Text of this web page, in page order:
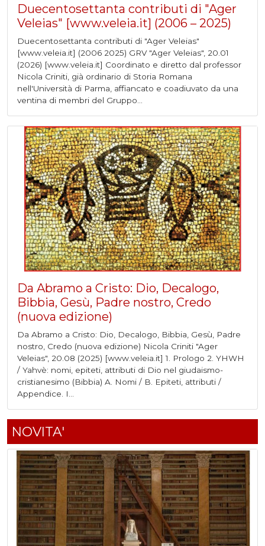
Duecentosettanta contributi di "Ager
Veleias" [www.veleia.it] (2006 – 2025)
Duecentosettanta contributi di "Ager Veleias"
[www.veleia.it] (2006 2025) GRV "Ager Veleias", 20.01
(2026) [www.veleia.it] Coordinato e diretto dal professor
Nicola Criniti, già ordinario di Storia Romana
nell'Università di Parma, affiancato e coadiuvato da una
ventina di membri del Gruppo...
Da Abramo a Cristo: Dio, Decalogo,
Bibbia, Gesù, Padre nostro, Credo
(nuova edizione)
Da Abramo a Cristo: Dio, Decalogo, Bibbia, Gesù, Padre
nostro, Credo (nuova edizione) Nicola Criniti "Ager
Veleias", 20.08 (2025) [www.veleia.it] 1. Prologo 2. YHWH
/ Yahvè: nomi, epiteti, attributi di Dio nel giudaismo-
cristianesimo (Bibbia) A. Nomi / B. Epiteti, attributi /
Appendice. I...
NOVITA'